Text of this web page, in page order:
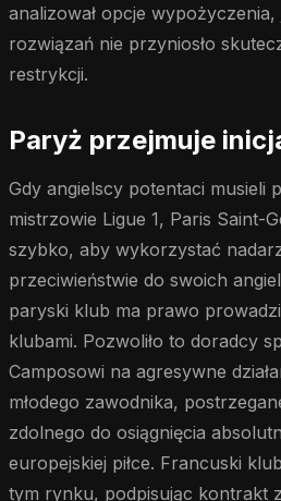
analizował opcje
rozwiązań nie przyniosło
restrykcji.
Paryż przejmuje
Gdy angielscy potentaci musieli
mistrzowie Ligue 1, Paris Saint-
szybko, aby wykorzystać
przeciwieństwie do swoich
paryski klub ma prawo
klubami. Pozwoliło to doradcy
Camposowi na agresywne
młodego zawodnika,
zdolnego do osiągnięcia
europejskiej piłce. Francuski
tym rynku, podpisując kontrakt